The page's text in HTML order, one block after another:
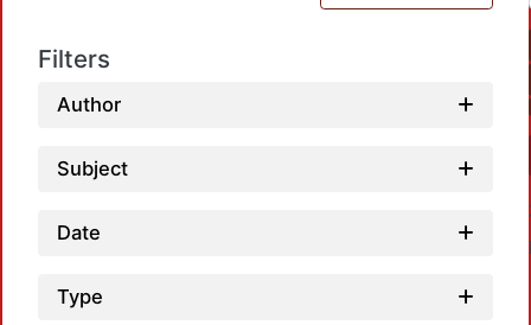
Filters
Author
Subject
Date
Type